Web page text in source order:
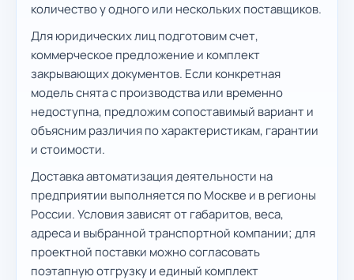
количество у одного или нескольких поставщиков.
Для юридических лиц подготовим счет,
коммерческое предложение и комплект
закрывающих документов. Если конкретная
модель снята с производства или временно
недоступна, предложим сопоставимый вариант и
объясним различия по характеристикам, гарантии
и стоимости.
Доставка автоматизация деятельности на
предприятии выполняется по Москве и в регионы
России. Условия зависят от габаритов, веса,
адреса и выбранной транспортной компании; для
проектной поставки можно согласовать
поэтапную отгрузку и единый комплект